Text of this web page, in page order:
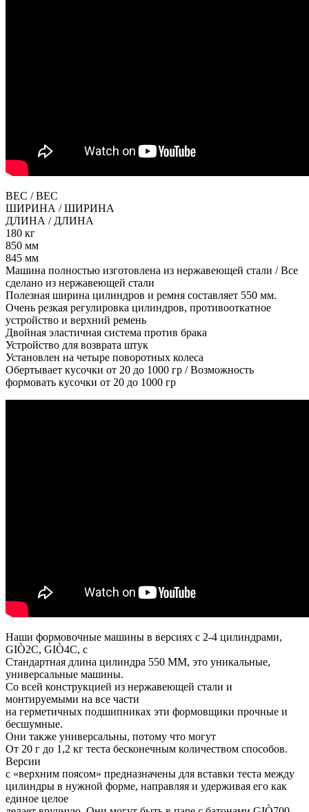
ВЕС / ВЕС
ШИРИНА / ШИРИНА
ДЛИНА / ДЛИНА
180 кг
850 мм
845 мм
Машина полностью изготовлена из нержавеющей стали / Все
сделано из нержавеющей стали
Полезная ширина цилиндров и ремня составляет 550 мм.
Очень резкая регулировка цилиндров, противооткатное
устройство и верхний ремень
Двойная эластичная система против брака
Устройство для возврата штук
Установлен на четыре поворотных колеса
Обертывает кусочки от 20 до 1000 гр / Возможность
формовать кусочки от 20 до 1000 гр
Наши формовочные машины в версиях с 2-4 цилиндрами,
GIÒ2C, GIÒ4C, с
Стандартная длина цилиндра 550 ММ, это уникальные,
универсальные машины.
Со всей конструкцией из нержавеющей стали и
монтируемыми на все части
на герметичных подшипниках эти формовщики прочные и
бесшумные.
Они также универсальны, потому что могут
От 20 г до 1,2 кг теста бесконечным количеством способов.
Версии
с «верхним поясом» предназначены для вставки теста между
цилиндры в нужной форме, направляя и удерживая его как
единое целое